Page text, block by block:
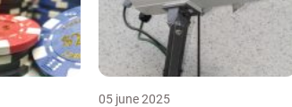
05 june 2025